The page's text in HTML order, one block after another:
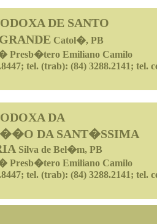
DE SANTO
Catol�, PB
Presb�tero Emiliano Camilo
tel. (trab): (84) 3288.2141; tel.
DA
DA SANT�SSIMA
Silva de Bel�m, PB
Presb�tero Emiliano Camilo
tel. (trab): (84) 3288.2141; tel.